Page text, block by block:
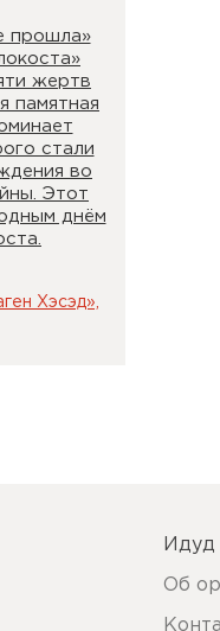
прошла»
жертв
памятная
стали
во
Этот
днём
Хэсэд»,
Идуд
Об